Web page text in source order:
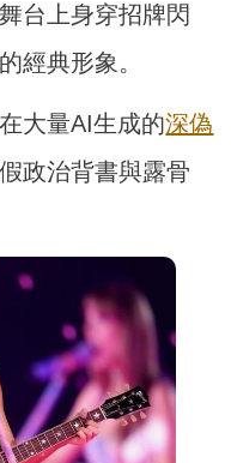
台上身穿招牌閃
經典形象。
大量AI生成的深偽
政治背書與露骨